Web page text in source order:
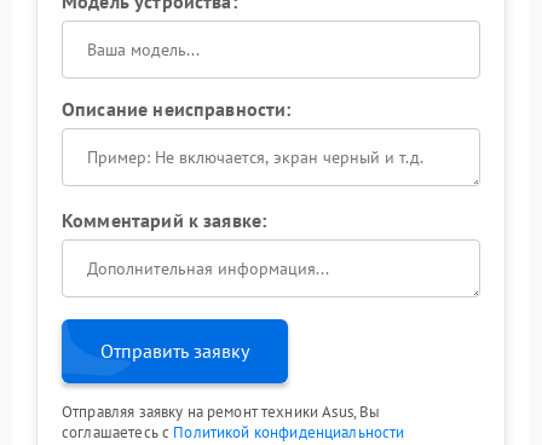
Описание неисправности:
Комментарий к заявке:
Отправить заявку
Отправляя заявку на ремонт техники Asus, Вы
соглашаетесь с Политикой конфиденциальности